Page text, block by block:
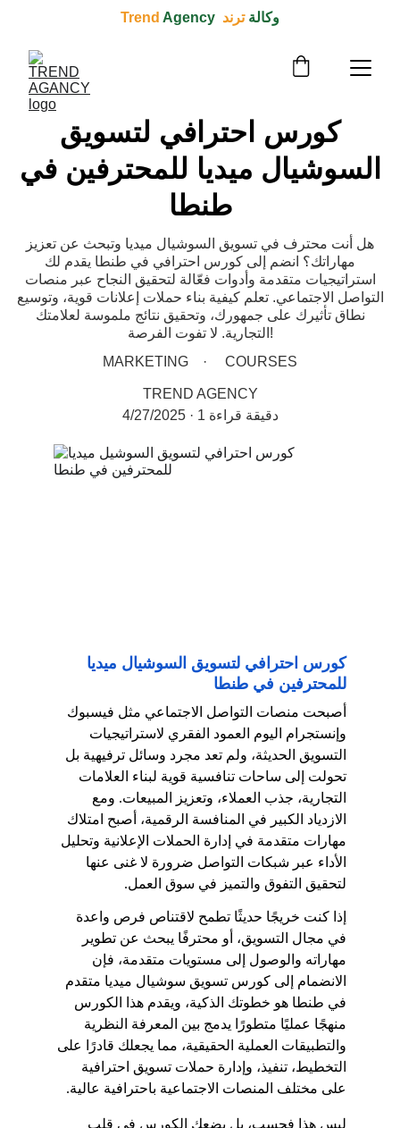
وكالة ترند  Trend Agency
كورس احترافي لتسويق
السوشيال ميديا للمحترفين في
طنطا
هل أنت محترف في تسويق السوشيال ميديا وتبحث عن تعزيز
مهاراتك؟ انضم إلى كورس احترافي في طنطا يقدم لك
استراتيجيات متقدمة وأدوات فعّالة لتحقيق النجاح عبر منصات
التواصل الاجتماعي. تعلم كيفية بناء حملات إعلانات قوية، وتوسيع
نطاق تأثيرك على جمهورك، وتحقيق نتائج ملموسة لعلامتك
التجارية. لا تفوت الفرصة!
MARKETING
COURSES
TREND AGENCY
4/27/2025
1 دقيقة قراءة
كورس احترافي لتسويق السوشيال ميديا
للمحترفين في طنطا
أصبحت منصات التواصل الاجتماعي مثل فيسبوك
وإنستجرام اليوم العمود الفقري لاستراتيجيات
التسويق الحديثة، ولم تعد مجرد وسائل ترفيهية بل
تحولت إلى ساحات تنافسية قوية لبناء العلامات
التجارية، جذب العملاء، وتعزيز المبيعات. ومع
الازدياد الكبير في المنافسة الرقمية، أصبح امتلاك
مهارات متقدمة في إدارة الحملات الإعلانية وتحليل
الأداء عبر شبكات التواصل ضرورة لا غنى عنها
لتحقيق التفوق والتميز في سوق العمل.
إذا كنت خريجًا حديثًا تطمح لاقتناص فرص واعدة
في مجال التسويق، أو محترفًا يبحث عن تطوير
مهاراته والوصول إلى مستويات متقدمة، فإن
الانضمام إلى كورس تسويق سوشيال ميديا متقدم
في طنطا هو خطوتك الذكية، ويقدم هذا الكورس
منهجًا عمليًا متطورًا يدمج بين المعرفة النظرية
والتطبيقات العملية الحقيقية، مما يجعلك قادرًا على
التخطيط، تنفيذ، وإدارة حملات تسويق احترافية
على مختلف المنصات الاجتماعية باحترافية عالية.
ليس هذا فحسب، بل يضعك الكورس في قلب